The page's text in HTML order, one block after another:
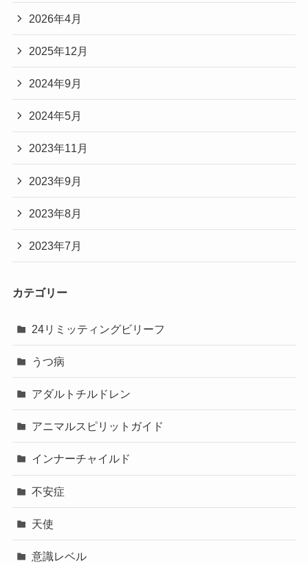
2026年4月
2025年12月
2024年9月
2024年5月
2023年11月
2023年9月
2023年8月
2023年7月
カテゴリー
24リミッティングビリーフ
うつ病
アダルトチルドレン
アニマルスピリットガイド
インナーチャイルド
不安症
天使
意識レベル